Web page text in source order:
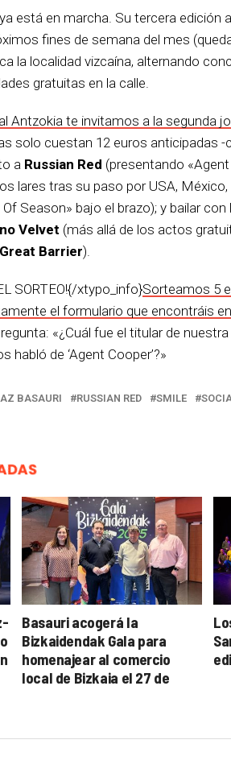
ya está en marcha. Su tercera edición
fines de semana del mes
la localidad vizcaína, alternando
gratuitas en la calle.
Antzokia te invitamos a la segunda
solo cuestan 12 euros anticipadas -
a Russian Red (presentando
lares tras su paso por USA, México,
Season» bajo el brazo); y bailar
Velvet (más allá de los actos
Barrier).
SORTEO!{/xtypo_info}Sorteamos 5
el formulario que encontráis
«¿Cuál fue el titular de
habló de ‘Agent Cooper’?»
BASAURI RUSSIAN RED SMILE
Basauri acogerá la
Bizkaidendak Gala para
homenajear al comercio
local de Bizkaia el 27 de